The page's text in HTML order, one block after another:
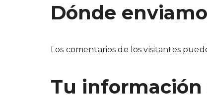
Dónde
Los comentarios de los visitantes
Tu